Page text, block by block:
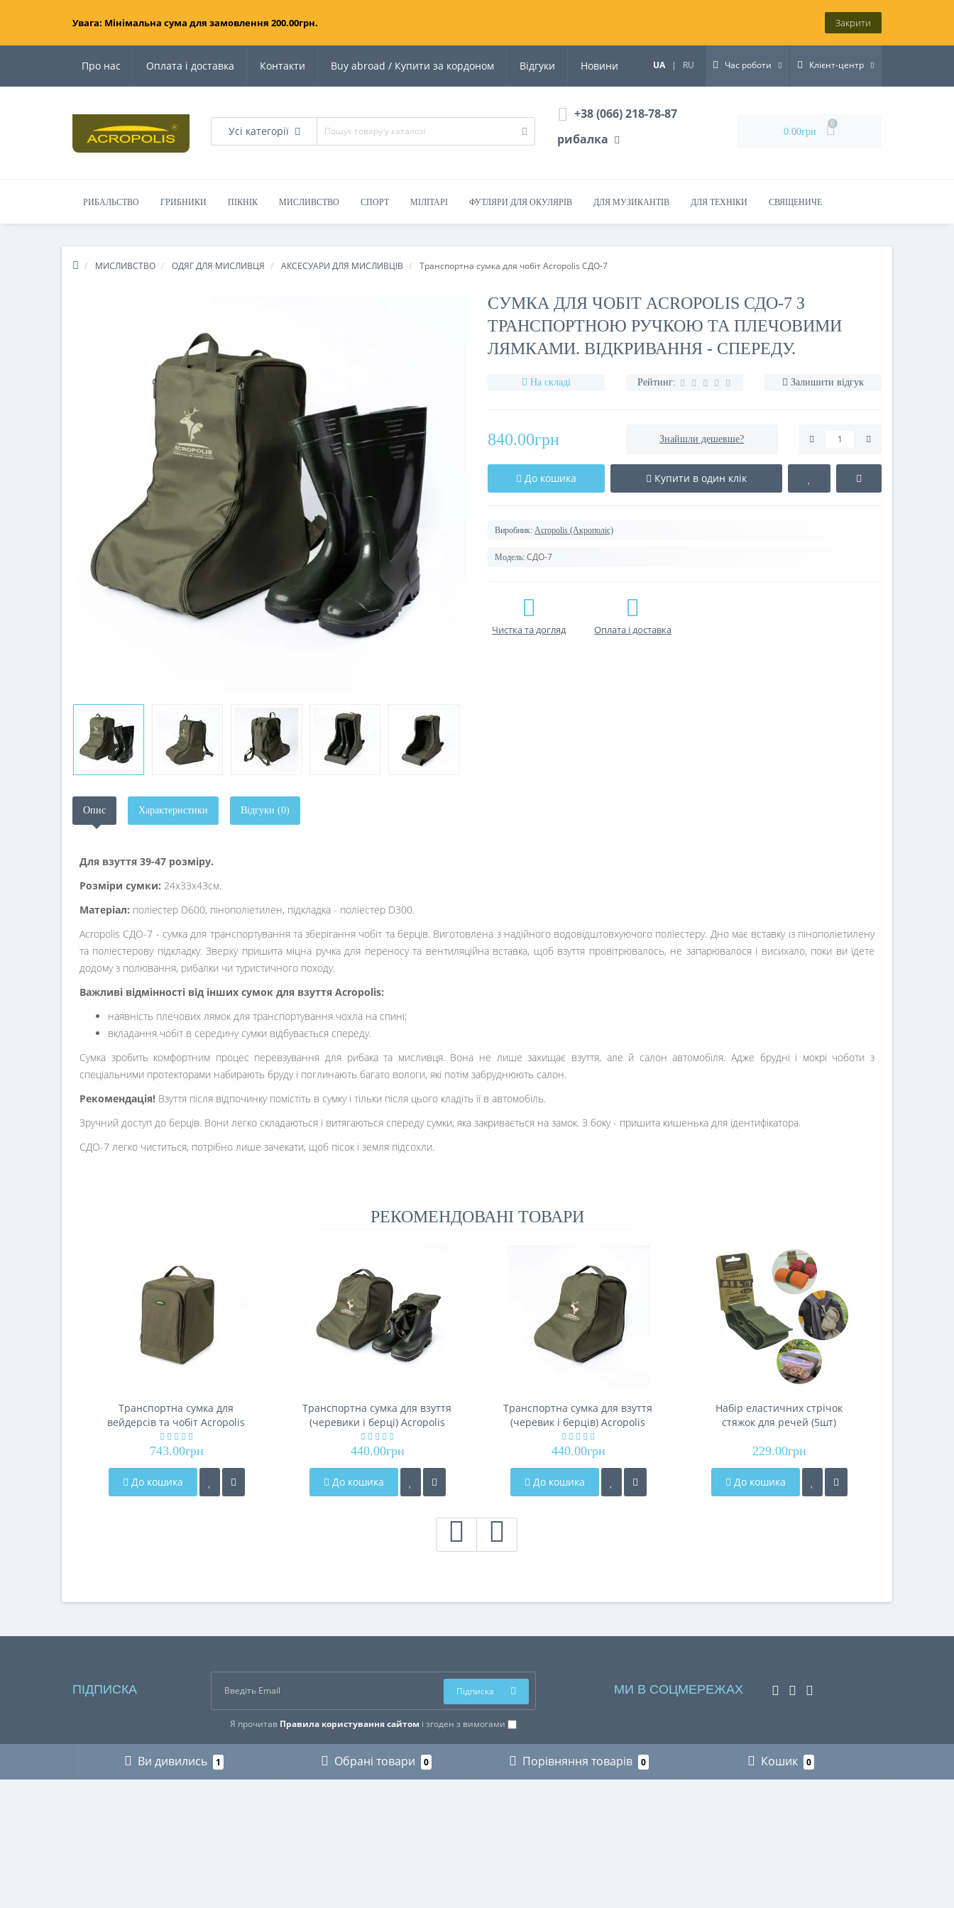
Увага: Мінімальна сума для замовлення 200.00грн. Закрити
Про нас Оплата і доставка Контакти Buy abroad / Купити за кордоном Відгуки Новини UA | RU Час роботи Клієнт-центр
Усі категорії
+38 (066) 218-78-87
рибалка
0.00грн
0
РИБАЛЬСТВО ГРИБНИКИ ПІКНІК МИСЛИВСТВО СПОРТ МІЛІТАРІ ФУТЛЯРИ ДЛЯ ОКУЛЯРІВ ДЛЯ МУЗИКАНТІВ ДЛЯ ТЕХНІКИ СВЯЩЕНИЧЕ
МИСЛИВСТВО ОДЯГ ДЛЯ МИСЛИВЦЯ АКСЕСУАРИ ДЛЯ МИСЛИВЦІВ Транспортна сумка для чобіт Acropolis СДО-7
СУМКА ДЛЯ ЧОБІТ ACROPOLIS СДО-7 З
ТРАНСПОРТНОЮ РУЧКОЮ ТА ПЛЕЧОВИМИ
ЛЯМКАМИ. ВІДКРИВАННЯ - СПЕРЕДУ.
На складі Рейтинг: Залишити відгук
840.00грн Знайшли дешевше?
До кошика Купити в один клік
Виробник: Acropolis (Акрополіс)
Модель: СДО-7
Чистка та догляд Оплата і доставка
Опис Характеристики Відгуки (0)
Для взуття 39-47 розміру.
Розміри сумки: 24х33х43см.
Матеріал: поліестер D600, пінополіетилен, підкладка - поліестер D300.
Acropolis СДО-7 - сумка для транспортування та зберігання чобіт та берців. Виготовлена з надійного водовідштовхуючого поліестеру. Дно має вставку із пінополіетилену
та поліестерову підкладку. Зверху пришита міцна ручка для переносу та вентиляційна вставка, щоб взуття провітрювалось, не запарювалося і висихало, поки ви їдете
додому з полювання, рибалки чи туристичного походу.
Важливі відмінності від інших сумок для взуття Acropolis:
наявність плечових лямок для транспортування чохла на спині;
вкладання чобіт в середину сумки відбувається спереду.
Сумка зробить комфортним процес перевзування для рибака та мисливця. Вона не лише захищає взуття, але й салон автомобіля. Адже брудні і мокрі чоботи з
спеціальними протекторами набирають бруду і поглинають багато вологи, які потім забруднюють салон.
Рекомендація! Взуття після відпочинку помістіть в сумку і тільки після цього кладіть її в автомобіль.
Зручний доступ до берців. Вони легко складаються і витягаються спереду сумки, яка закривається на замок. З боку - пришита кишенька для ідентифікатора.
СДО-7 легко чиститься, потрібно лише зачекати, щоб пісок і земля підсохли.
РЕКОМЕНДОВАНІ ТОВАРИ
Транспортна сумка для
вейдерсів та чобіт Acropolis
СДО-2
743.00грн
До кошика
Транспортна сумка для взуття
(черевики і берці) Acropolis
СДО-3
440.00грн
До кошика
Транспортна сумка для взуття
(черевик і берців) Acropolis
СДО-4р
440.00грн
До кошика
Набір еластичних стрічок
стяжок для речей (5шт)
229.00грн
До кошика
ПІДПИСКА
Я прочитав Правила користування сайтомі згоден з вимогами
Підписка МИ В СОЦМЕРЕЖАХ
Ви дивились 1 Обрані товари 0 Порівняння товарів 0 Кошик 0